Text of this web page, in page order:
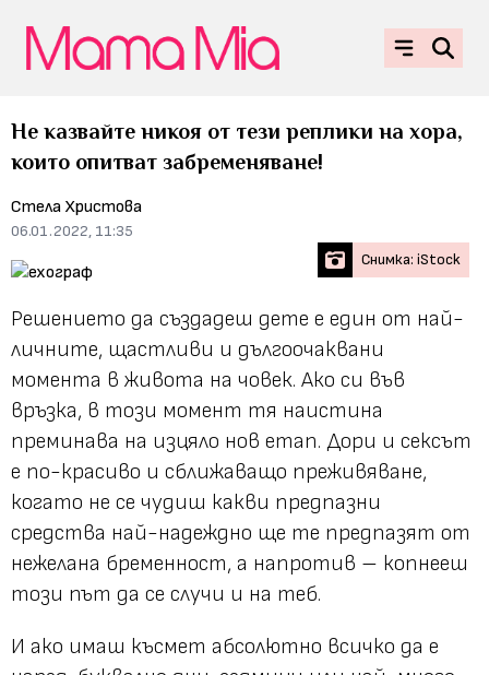
Не казвайте никоя от тези реплики на хора,
които опитват забременяване!
Стела Христова
06.01.2022, 11:35
Снимка: iStock
Решението да създадеш дете е един от най-
личните, щастливи и дългоочаквани
момента в живота на човек. Ако си във
връзка, в този момент тя наистина
преминава на изцяло нов етап. Дори и сексът
е по-красиво и сближаващо преживяване,
когато не се чудиш какви предпазни
средства най-надеждно ще те предпазят от
нежелана бременност, а напротив – копнееш
този път да се случи и на теб.
И ако имаш късмет абсолютно всичко да е